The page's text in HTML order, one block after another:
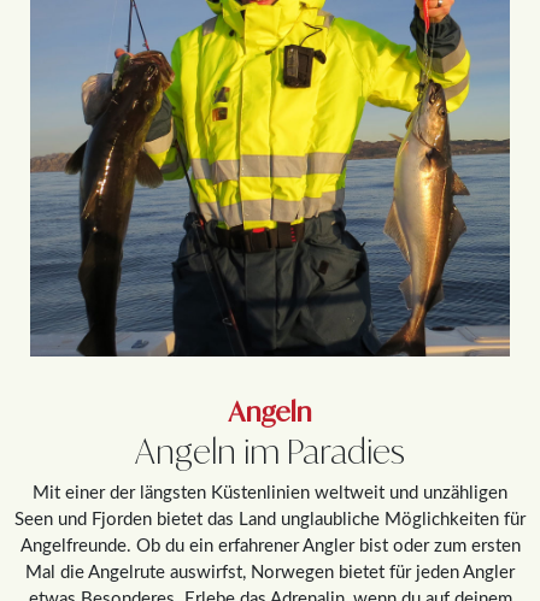
Angeln
Angeln im Paradies
Mit einer der längsten Küstenlinien weltweit und unzähligen
Seen und Fjorden bietet das Land unglaubliche Möglichkeiten für
Angelfreunde. Ob du ein erfahrener Angler bist oder zum ersten
Mal die Angelrute auswirfst, Norwegen bietet für jeden Angler